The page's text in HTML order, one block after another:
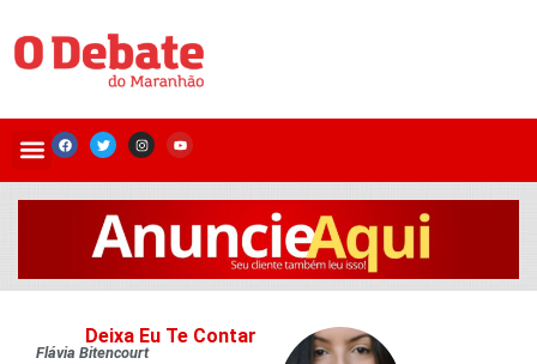
Deixa Eu Te Contar
Flávia Bitencourt